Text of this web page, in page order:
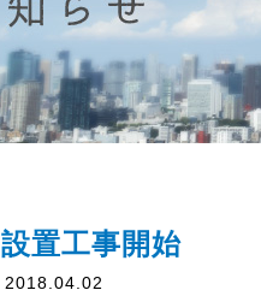
設置工事開始
2018.04.02